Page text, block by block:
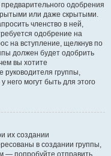
одобрения
или даже скрытыми.
членство в ней,
одобрение на
на вступление, щелкнув по
должен будет одобрить
вы хотите
руководителя группы,
могут быть для этого
их создании
в создании группы,
— попробуйте отправить